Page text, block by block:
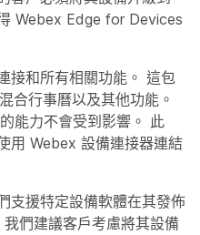
Webex Edge for Devices
接和所有相關功能。 這包
合行事曆以及其他功能。
能力不會受到影響。 此
用 Webex 設備連接器連結
支援特定設備軟體在其發佈
們建議客戶考慮將其設備